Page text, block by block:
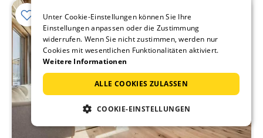
Unter Cookie-Einstellungen können Sie Ihre
Einstellungen anpassen oder die Zustimmung
widerrufen. Wenn Sie nicht zustimmen, werden nur
Cookies mit wesentlichen Funktionalitäten aktiviert.
Weitere Informationen
ALLE COOKIES ZULASSEN
COOKIE-EINSTELLUNGEN